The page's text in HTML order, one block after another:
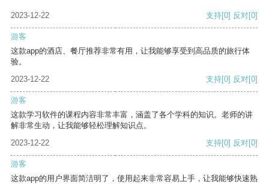
2023-12-22 支持[0] 反对[0]
游客
这款app的酒店、餐厅推荐非常有用，让我能够享受到高品质的旅行体
验。
2023-12-22
支持[0] 反对[0]
游客
这款学习软件的课程内容非常丰富，涵盖了各个学科的知识。老师的讲
解非常生动，让我能够轻松理解知识点。
2023-12-22
支持[0] 反对[0]
游客
这款app的用户界面简洁明了，使用起来非常容易上手，让我能够快速熟